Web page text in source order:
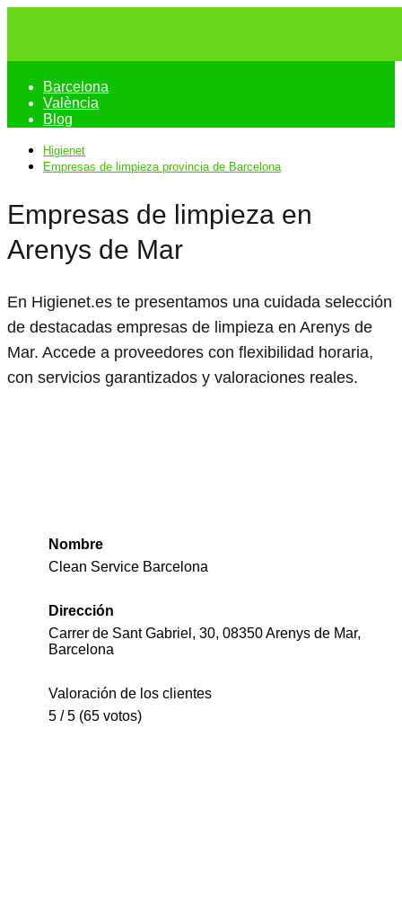
Barcelona
València
Blog
Higienet
Empresas de limpieza provincia de Barcelona
Empresas de limpieza en
Arenys de Mar
En Higienet.es te presentamos una cuidada selección
de destacadas empresas de limpieza en Arenys de
Mar. Accede a proveedores con flexibilidad horaria,
con servicios garantizados y valoraciones reales.
Nombre
Clean Service Barcelona
Dirección
Carrer de Sant Gabriel, 30, 08350 Arenys de Mar,
Barcelona
Valoración de los clientes
5 / 5 (65 votos)